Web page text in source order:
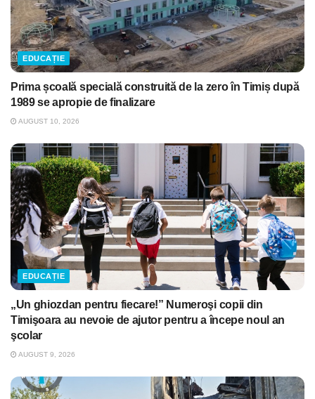
EDUCAȚIE
Prima școală specială construită de la zero în Timiș după
1989 se apropie de finalizare
AUGUST 10, 2026
EDUCAȚIE
„Un ghiozdan pentru fiecare!” Numeroşi copii din
Timişoara au nevoie de ajutor pentru a începe noul an
şcolar
AUGUST 9, 2026